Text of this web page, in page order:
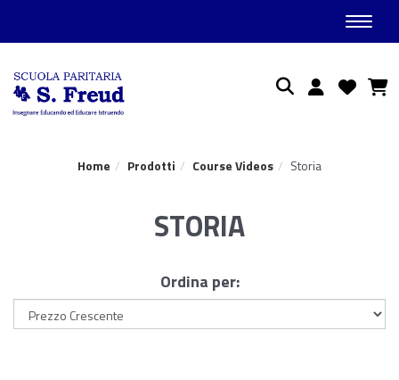
Ricerca
Home Prodotti Course Videos Storia
STORIA
Ordina per: